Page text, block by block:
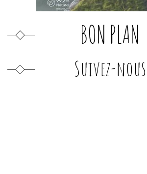
BON PLAN
Suivez-nous